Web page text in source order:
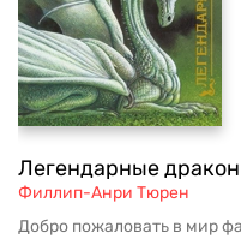
Легендарные
Филлип-Анри Тюрен
Добро пожаловать в мир